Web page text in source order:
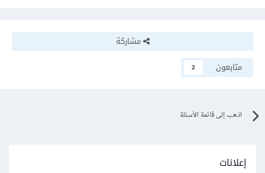
مشاركة
متابعون
2
اذهب إلى قائمة الأسئلة
إعلانات